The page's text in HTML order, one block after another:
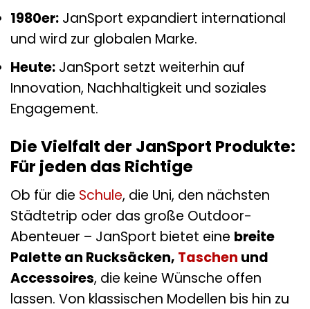
1980er: JanSport expandiert international
und wird zur globalen Marke.
Heute: JanSport setzt weiterhin auf
Innovation, Nachhaltigkeit und soziales
Engagement.
Die Vielfalt der JanSport Produkte:
Für jeden das Richtige
Ob für die Schule, die Uni, den nächsten
Städtetrip oder das große Outdoor-
Abenteuer – JanSport bietet eine breite
Palette an Rucksäcken, Taschen und
Accessoires, die keine Wünsche offen
lassen. Von klassischen Modellen bis hin zu